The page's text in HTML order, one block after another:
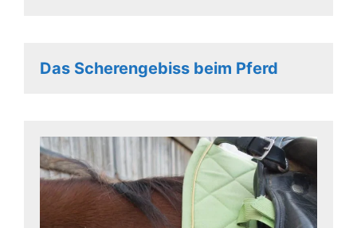
Das Scherengebiss beim Pferd